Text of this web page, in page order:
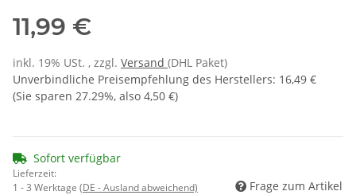
11,99 €
inkl. 19% USt. , zzgl. Versand (DHL Paket)
Unverbindliche Preisempfehlung des Herstellers: 16,49 €
(Sie sparen 27.29%, also 4,50 €)
Sofort verfügbar
Lieferzeit:
1 - 3 Werktage (DE - Ausland abweichend) Frage zum Artikel